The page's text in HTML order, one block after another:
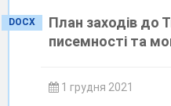
DOCX
План заходів до
писемності та
1 грудня 2021